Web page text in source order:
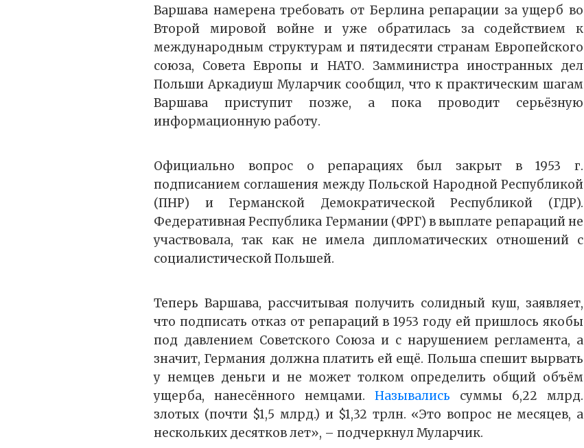
Варшава намерена требовать от Берлина репарации за ущерб во
Второй мировой войне и уже обратилась за содействием к
международным структурам и пятидесяти странам Европейского
союза, Совета Европы и НАТО. Замминистра иностранных дел
Польши Аркадиуш Муларчик сообщил, что к практическим шагам
Варшава приступит позже, а пока проводит серьёзную
информационную работу.
Официально вопрос о репарациях был закрыт в 1953 г.
подписанием соглашения между Польской Народной Республикой
(ПНР) и Германской Демократической Республикой (ГДР).
Федеративная Республика Германии (ФРГ) в выплате репараций не
участвовала, так как не имела дипломатических отношений с
социалистической Польшей.
Теперь Варшава, рассчитывая получить солидный куш, заявляет,
что подписать отказ от репараций в 1953 году ей пришлось якобы
под давлением Советского Союза и с нарушением регламента, а
значит, Германия должна платить ей ещё. Польша спешит вырвать
у немцев деньги и не может толком определить общий объём
ущерба, нанесённого немцами. Назывались суммы 6,22 млрд.
злотых (почти $1,5 млрд.) и $1,32 трлн. «Это вопрос не месяцев, а
нескольких десятков лет», – подчеркнул Муларчик.